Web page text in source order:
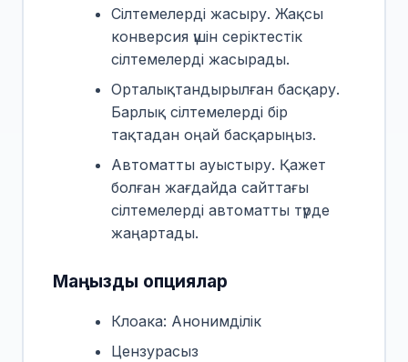
Сілтемелерді жасыру. Жақсы
конверсия үшін серіктестік
сілтемелерді жасырады.
Орталықтандырылған басқару.
Барлық сілтемелерді бір
тақтадан оңай басқарыңыз.
Автоматты ауыстыру. Қажет
болған жағдайда сайттағы
сілтемелерді автоматты түрде
жаңартады.
Маңызды опциялар
Клоака: Анонимділік
Цензурасыз